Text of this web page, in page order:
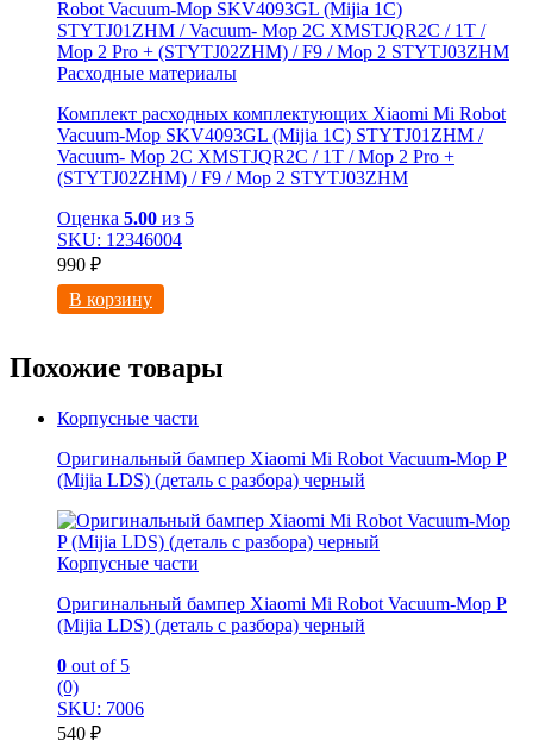
Расходные материалы
Комплект расходных комплектующих Xiaomi Mi Robot
Vacuum-Mop SKV4093GL (Mijia 1C) STYTJ01ZHM /
Vacuum- Mop 2C XMSTJQR2C / 1T / Mop 2 Pro +
(STYTJ02ZHM) / F9 / Mop 2 STYTJ03ZHM
Оценка 5.00 из 5
SKU: 12346004
990 ₽
В корзину
Похожие товары
Корпусные части
Оригинальный бампер Xiaomi Mi Robot Vacuum-Mop P
(Mijia LDS) (деталь с разбора) черный
Корпусные части
Оригинальный бампер Xiaomi Mi Robot Vacuum-Mop P
(Mijia LDS) (деталь с разбора) черный
0 out of 5
(0)
SKU: 7006
540 ₽